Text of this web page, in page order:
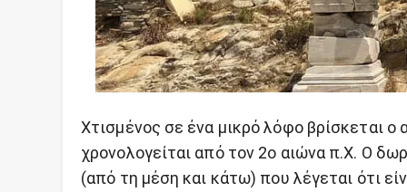
Χτισμένος σε ένα μικρό λόφο βρίσκεται ο
χρονολογείται από τον 2ο αιώνα π.Χ. Ο
(από τη μέση και κάτω) που λέγεται ότι